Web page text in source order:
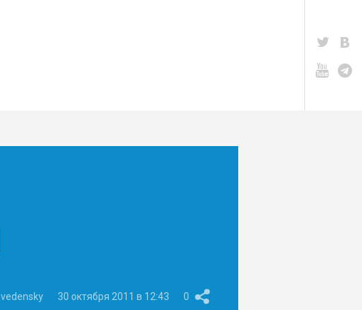
vedensky 30 октября 2011 в 12:43 0